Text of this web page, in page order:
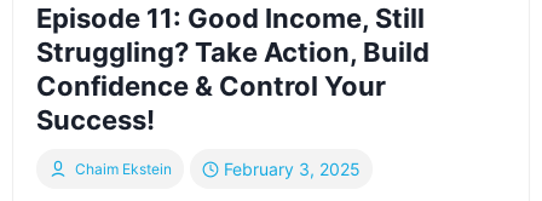
ריכטיג
Episode 11: Good Income, Still
Struggling? Take Action, Build
Confidence & Control Your
Success!
Chaim Ekstein February 3, 2025